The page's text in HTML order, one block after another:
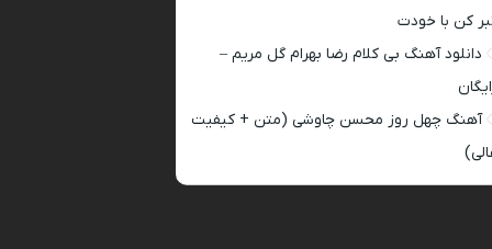
کن با خودت
دانلود آهنگ بی کلام رضا بهرام گل مریم –
آهنگ چهل روز محسن چاوشی (متن + کیفیت